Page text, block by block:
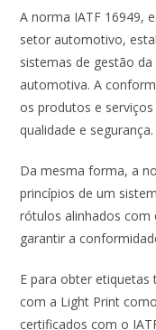
A norma IATF 16949,
setor automotivo,
sistemas de gestão
automotiva. A
os produtos e
qualidade e segurança.
Da mesma forma, a
princípios de um
rótulos alinhados com
garantir a
E para obter
com a Light Print
certificados com o